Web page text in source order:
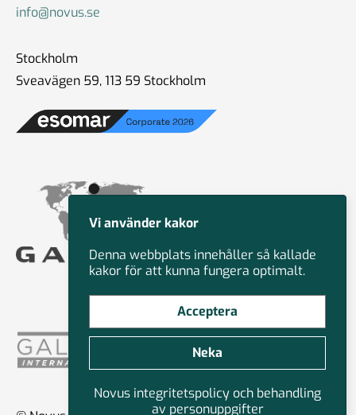
info@novus.se
Stockholm
Sveavägen 59, 113 59 Stockholm
Vi använder kakor
Denna webbplats innehåller så kallade
kakor för att kunna fungera optimalt.
Acceptera
Neka
Novus integritetspolicy och behandling
av personuppgifter